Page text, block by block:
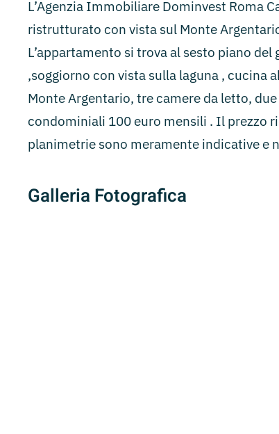
L’Agenzia Immobiliare Dominvest Roma
ristrutturato con vista sul Monte
L’appartamento si trova al sesto piano
,soggiorno con vista sulla laguna , cucina
Monte Argentario, tre camere da letto,
condominiali 100 euro mensili . Il prezzo
planimetrie sono meramente indicative
Galleria Fotografica